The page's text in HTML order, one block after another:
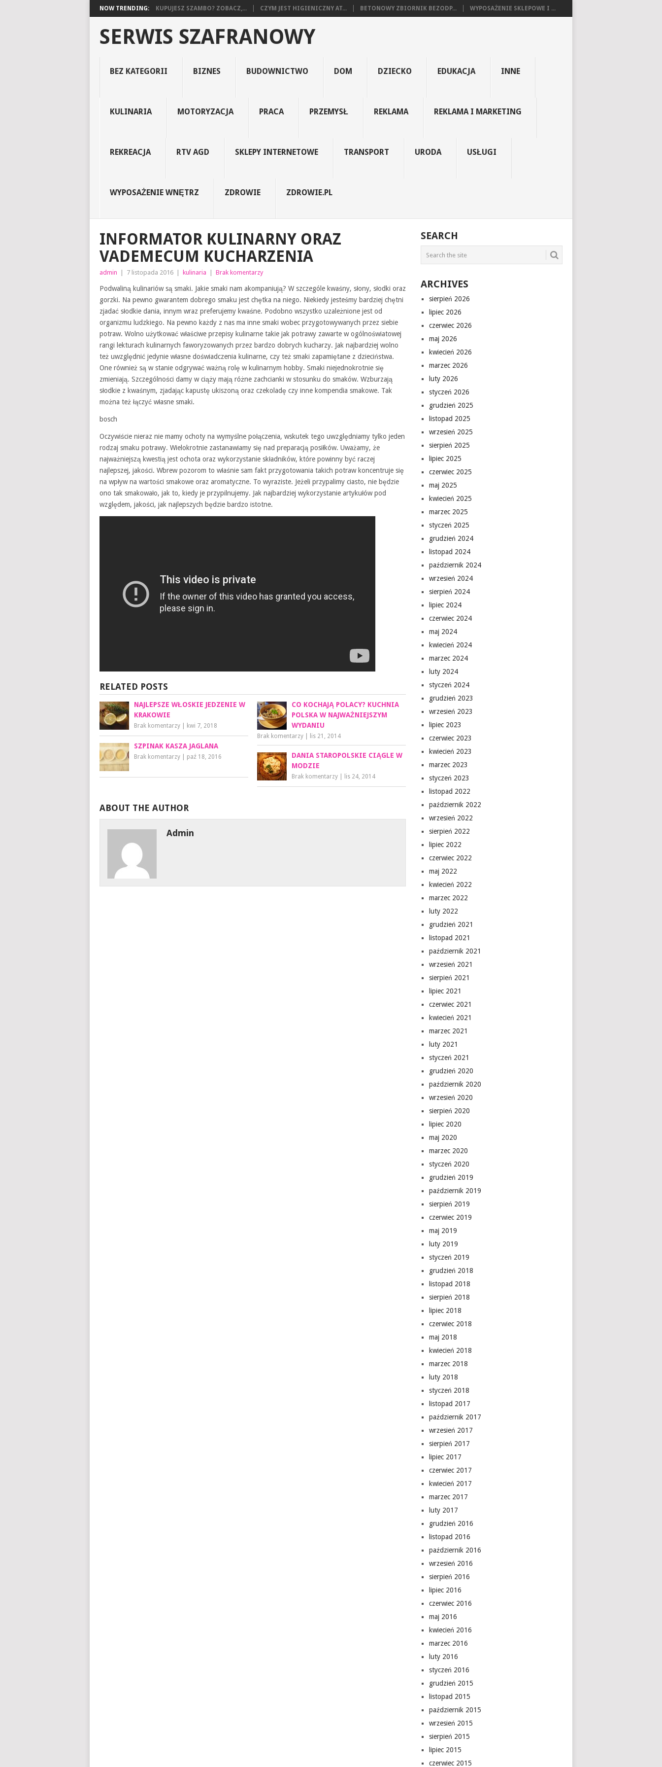
NOW TRENDING: KUPUJESZ SZAMBO? ZOBACZ,... CZYM JEST HIGIENICZNY AT... BETONOWY ZBIORNIK BEZODP... WYPOSAŻENIE SKLEPOWE I ...
SERWIS SZAFRANOWY
BEZ KATEGORII BIZNES BUDOWNICTWO DOM DZIECKO EDUKACJA INNE
KULINARIA MOTORYZACJA PRACA PRZEMYSŁ REKLAMA REKLAMA I MARKETING
REKREACJA RTV AGD SKLEPY INTERNETOWE TRANSPORT URODA USŁUGI
WYPOSAŻENIE WNĘTRZ ZDROWIE ZDROWIE.PL
INFORMATOR KULINARNY ORAZ
VADEMECUM KUCHARZENIA
admin 7 listopada 2016 kulinaria Brak komentarzy
Podwaliną kulinariów są smaki. Jakie smaki nam akompaniują? W szczególe kwaśny, słony, słodki oraz
gorzki. Na pewno gwarantem dobrego smaku jest chętka na niego. Niekiedy jesteśmy bardziej chętni
zjadać słodkie dania, innym wraz preferujemy kwaśne. Podobno wszystko uzależnione jest od
organizmu ludzkiego. Na pewno każdy z nas ma inne smaki wobec przygotowywanych przez siebie
potraw. Wolno użytkować właściwe przepisy kulinarne takie jak potrawy zawarte w ogólnoświatowej
rangi lekturach kulinarnych faworyzowanych przez bardzo dobrych kucharzy. Jak najbardziej wolno
też uwzględnić jedynie własne doświadczenia kulinarne, czy też smaki zapamiętane z dzieciństwa.
One również są w stanie odgrywać ważną rolę w kulinarnym hobby. Smaki niejednokrotnie się
zmieniają. Szczególności damy w ciąży mają różne zachcianki w stosunku do smaków. Wzburzają
słodkie z kwaśnym, zjadając kapustę ukiszoną oraz czekoladę czy inne kompendia smakowe. Tak
można też łączyć własne smaki.
bosch
Oczywiście nieraz nie mamy ochoty na wymyślne połączenia, wskutek tego uwzględniamy tylko jeden
rodzaj smaku potrawy. Wielokrotnie zastanawiamy się nad preparacją posiłków. Uważamy, że
najważniejszą kwestią jest ochota oraz wykorzystanie składników, które powinny być raczej
najlepszej, jakości. Wbrew pozorom to właśnie sam fakt przygotowania takich potraw koncentruje się
na wpływ na wartości smakowe oraz aromatyczne. To wyraziste. Jeżeli przypalimy ciasto, nie będzie
ono tak smakowało, jak to, kiedy je przypilnujemy. Jak najbardziej wykorzystanie artykułów pod
względem, jakości, jak najlepszych będzie bardzo istotne.
RELATED POSTS
NAJLEPSZE WŁOSKIE JEDZENIE W
KRAKOWIE
Brak komentarzy kwi 7, 2018
CO KOCHAJĄ POLACY? KUCHNIA
POLSKA W NAJWAŻNIEJSZYM
WYDANIU
Brak komentarzy lis 21, 2014
SZPINAK KASZA JAGLANA
Brak komentarzy paź 18, 2016
DANIA STAROPOLSKIE CIĄGLE W
MODZIE
Brak komentarzy lis 24, 2014
ABOUT THE AUTHOR
Admin
SEARCH
ARCHIVES
sierpień 2026
lipiec 2026
czerwiec 2026
maj 2026
kwiecień 2026
marzec 2026
luty 2026
styczeń 2026
grudzień 2025
listopad 2025
wrzesień 2025
sierpień 2025
lipiec 2025
czerwiec 2025
maj 2025
kwiecień 2025
marzec 2025
styczeń 2025
grudzień 2024
listopad 2024
październik 2024
wrzesień 2024
sierpień 2024
lipiec 2024
czerwiec 2024
maj 2024
kwiecień 2024
marzec 2024
luty 2024
styczeń 2024
grudzień 2023
wrzesień 2023
lipiec 2023
czerwiec 2023
kwiecień 2023
marzec 2023
styczeń 2023
listopad 2022
październik 2022
wrzesień 2022
sierpień 2022
lipiec 2022
czerwiec 2022
maj 2022
kwiecień 2022
marzec 2022
luty 2022
grudzień 2021
listopad 2021
październik 2021
wrzesień 2021
sierpień 2021
lipiec 2021
czerwiec 2021
kwiecień 2021
marzec 2021
luty 2021
styczeń 2021
grudzień 2020
październik 2020
wrzesień 2020
sierpień 2020
lipiec 2020
maj 2020
marzec 2020
styczeń 2020
grudzień 2019
październik 2019
sierpień 2019
czerwiec 2019
maj 2019
luty 2019
styczeń 2019
grudzień 2018
listopad 2018
sierpień 2018
lipiec 2018
czerwiec 2018
maj 2018
kwiecień 2018
marzec 2018
luty 2018
styczeń 2018
listopad 2017
październik 2017
wrzesień 2017
sierpień 2017
lipiec 2017
czerwiec 2017
kwiecień 2017
marzec 2017
luty 2017
grudzień 2016
listopad 2016
październik 2016
wrzesień 2016
sierpień 2016
lipiec 2016
czerwiec 2016
maj 2016
kwiecień 2016
marzec 2016
luty 2016
styczeń 2016
grudzień 2015
listopad 2015
październik 2015
wrzesień 2015
sierpień 2015
lipiec 2015
czerwiec 2015